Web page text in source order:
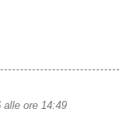
alle ore 14:49